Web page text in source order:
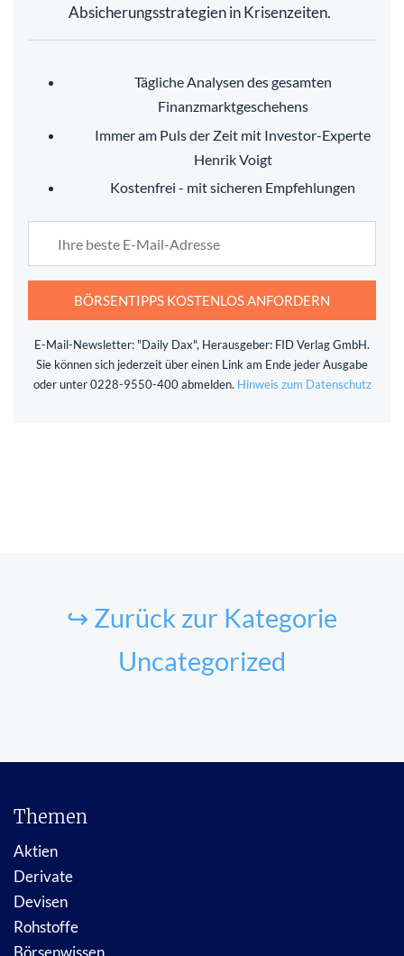
Absicherungsstrategien in Krisenzeiten.
Tägliche Analysen des gesamten
Finanzmarktgeschehens
Immer am Puls der Zeit mit Investor-Experte
Henrik Voigt
Kostenfrei - mit sicheren Empfehlungen
BÖRSENTIPPS KOSTENLOS ANFORDERN
E-Mail-Newsletter: "Daily Dax", Herausgeber: FID Verlag GmbH.
Sie können sich jederzeit über einen Link am Ende jeder Ausgabe
oder unter 0228-9550-400 abmelden. Hinweis zum Datenschutz
↪ Zurück zur Kategorie
Uncategorized
Themen
Aktien
Derivate
Devisen
Rohstoffe
Börsenwissen